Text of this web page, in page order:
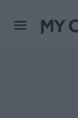
Menu główne